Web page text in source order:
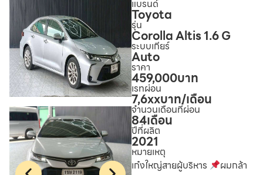
แบรนด์
Toyota
รุ่น
Corolla Altis 1.6 G
ระบบเกียร์
Auto
ราคา
459,000บาท
เรทผ่อน
7,6xxบาท/เดือน
จำนวนเดือนที่ผ่อน
84เดือน
ปีที่ผลิต
2021
หมายเหตุ
เก๋งใหญ่สายผู้บริหาร
ผมกล้า